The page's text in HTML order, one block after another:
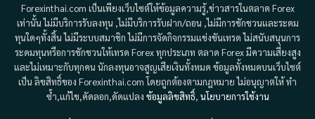
Forexinthai.com เป็นเพียงเว็บไซต์ให้ข้อมูลความรู้,ข่าวสารในตลาด Forex
เท่านั้น ไม่มีบริการรับลงทุน ,ไม่มีบริการรับฝาก/ถอน ,ไม่มีการชักชวนและระดม
ทุนใดๆทั้งสิ้น ไม่มีระบบสมาชิก ไม่มีการจัดกิจกรรมแข่งขันเทรด ไม่สนับสนุนการ
ระดมทุนหรือการชักชวนให้เทรด Forex ทุกประเภท ตลาด Forex มีความเสี่ยงสูง
และไม่เหมาะกับทุกคน นักลงทุนอาจสูญเสียเงินทั้งหมด ข้อมูลทั้งหมดบนเว็บไซต์
เป็น ลิขสิทธิ์ของ Forexinthai.com โดยถูกต้องตามกฎหมาย ไม่อนุญาตให้ ทำ
ซ้ำ,แก้ไข,คัดลอก,ดัดแปลง ข้อมูลลิขสิทธิ์, นโยบายการใช้งาน